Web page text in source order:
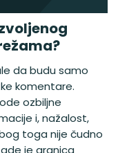
da budu samo
komentare.
ozbiljne
i, nažalost,
toga nije čudno
je granica